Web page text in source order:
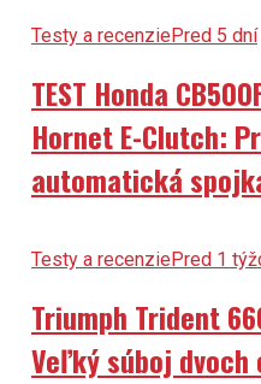
Testy a recenziePred 5 dní
TEST Honda
Hornet E-Clutch:
automatická
Testy a recenziePred 1
Triumph Trident
Veľký súboj